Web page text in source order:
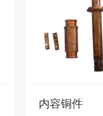
内容铜件